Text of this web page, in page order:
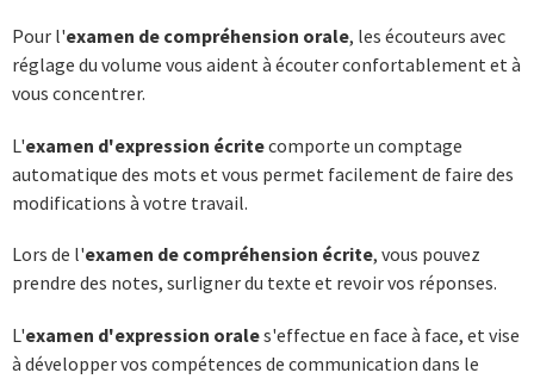
Pour l'examen de compréhension orale, les écouteurs avec
réglage du volume vous aident à écouter confortablement et à
vous concentrer.
L'examen d'expression écritecomporte un comptage
automatique des mots et vous permet facilement de faire des
modifications à votre travail.
Lors de l'examen de compréhension écrite, vous pouvez
prendre des notes, surligner du texte et revoir vos réponses.
L'examen d'expression orales'effectue en face à face, et vise
à développer vos compétences de communication dans le